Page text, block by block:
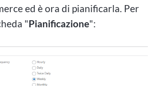
ed è ora di pianificarla. Per
"Pianificazione":